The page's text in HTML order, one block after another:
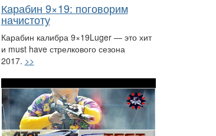
Карабин 9×19: поговорим
начистоту
Карабин калибра 9×19Luger — это хит
и must have стрелкового сезона
2017. >>